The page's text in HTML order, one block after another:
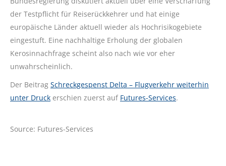
der Testpflicht für Reiserückkehrer und hat einige
europäische Länder aktuell wieder als Hochrisikogebiete
eingestuft. Eine nachhaltige Erholung der globalen
Kerosinnachfrage scheint also nach wie vor eher
unwahrscheinlich.
Der Beitrag Schreckgespenst Delta – Flugverkehr weiterhin
unter Druck erschien zuerst auf Futures-Services.
Source: Futures-Services